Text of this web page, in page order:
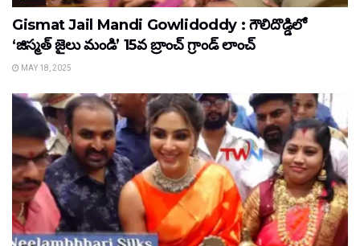
Gismat Jail Mandi Gowlidoddy : గౌలిదొడ్డిలో
‘జిస్మత్ జైలు మండి’ 15వ బ్రాంచ్ గ్రాండ్ లాంచ్
MAY 18, 2025